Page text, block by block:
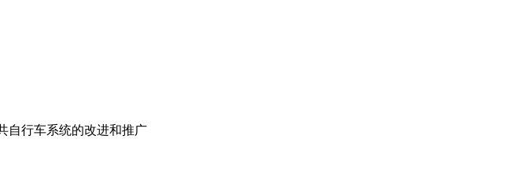
自行车系统的改进和推广